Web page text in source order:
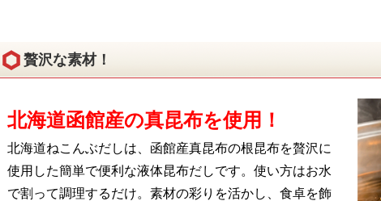
贅沢な素材！
北海道函館産の真昆布を使用！
北海道ねこんぶだしは、函館産真昆布の根昆布を贅沢に
使用した簡単で便利な液体昆布だしです。使い方はお水
で割って調理するだけ。素材の彩りを活かし、食卓を飾